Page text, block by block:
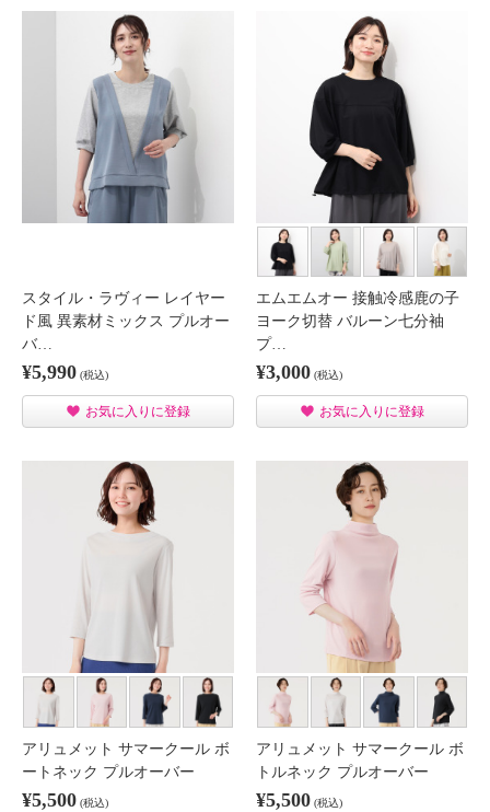
スタイル・ラヴィー レイヤー
ド風 異素材ミックス プルオー
バ…
¥5,990 (税込)
お気に入りに登録
エムエムオー 接触冷感鹿の子
ヨーク切替 バルーン七分袖
プ…
¥3,000 (税込)
お気に入りに登録
アリュメット サマークール ボ
ートネック プルオーバー
¥5,500 (税込)
アリュメット サマークール ボ
トルネック プルオーバー
¥5,500 (税込)